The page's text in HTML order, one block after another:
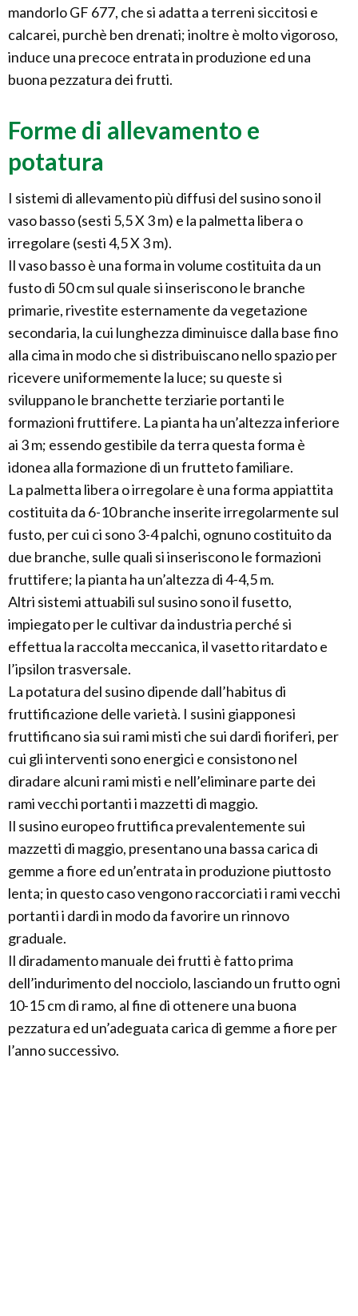
mandorlo GF 677, che si adatta a terreni siccitosi e
calcarei, purchè ben drenati; inoltre è molto vigoroso,
induce una precoce entrata in produzione ed una
buona pezzatura dei frutti.
Forme di allevamento e
potatura
I sistemi di allevamento più diffusi del susino sono il
vaso basso (sesti 5,5 X 3 m) e la palmetta libera o
irregolare (sesti 4,5 X 3 m).
Il vaso basso è una forma in volume costituita da un
fusto di 50 cm sul quale si inseriscono le branche
primarie, rivestite esternamente da vegetazione
secondaria, la cui lunghezza diminuisce dalla base fino
alla cima in modo che si distribuiscano nello spazio per
ricevere uniformemente la luce; su queste si
sviluppano le branchette terziarie portanti le
formazioni fruttifere. La pianta ha un’altezza inferiore
ai 3 m; essendo gestibile da terra questa forma è
idonea alla formazione di un frutteto familiare.
La palmetta libera o irregolare è una forma appiattita
costituita da 6-10 branche inserite irregolarmente sul
fusto, per cui ci sono 3-4 palchi, ognuno costituito da
due branche, sulle quali si inseriscono le formazioni
fruttifere; la pianta ha un’altezza di 4-4,5 m.
Altri sistemi attuabili sul susino sono il fusetto,
impiegato per le cultivar da industria perché si
effettua la raccolta meccanica, il vasetto ritardato e
l’ipsilon trasversale.
La potatura del susino dipende dall’habitus di
fruttificazione delle varietà. I susini giapponesi
fruttificano sia sui rami misti che sui dardi fioriferi, per
cui gli interventi sono energici e consistono nel
diradare alcuni rami misti e nell’eliminare parte dei
rami vecchi portanti i mazzetti di maggio.
Il susino europeo fruttifica prevalentemente sui
mazzetti di maggio, presentano una bassa carica di
gemme a fiore ed un’entrata in produzione piuttosto
lenta; in questo caso vengono raccorciati i rami vecchi
portanti i dardi in modo da favorire un rinnovo
graduale.
Il diradamento manuale dei frutti è fatto prima
dell’indurimento del nocciolo, lasciando un frutto ogni
10-15 cm di ramo, al fine di ottenere una buona
pezzatura ed un’adeguata carica di gemme a fiore per
l’anno successivo.